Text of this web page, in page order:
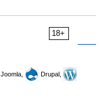
18+
Joomla,
Drupal,